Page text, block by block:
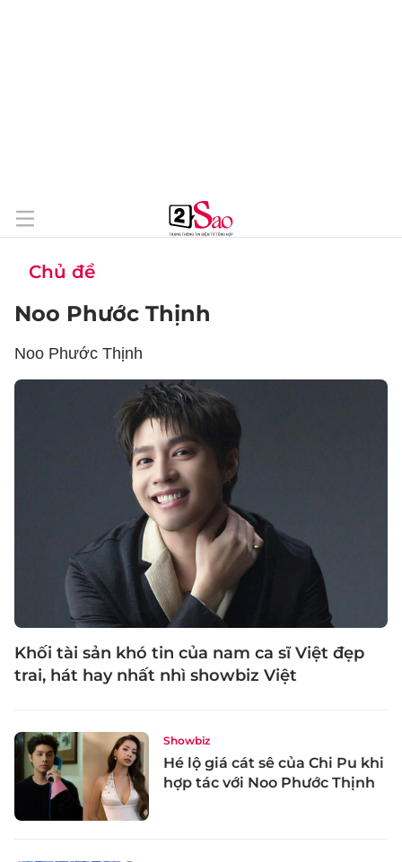
Chủ đề
Noo Phước Thịnh
Noo Phước Thịnh
Khối tài sản khó tin của nam ca sĩ Việt đẹp
trai, hát hay nhất nhì showbiz Việt
Showbiz
Hé lộ giá cát sê của Chi Pu khi
hợp tác với Noo Phước Thịnh